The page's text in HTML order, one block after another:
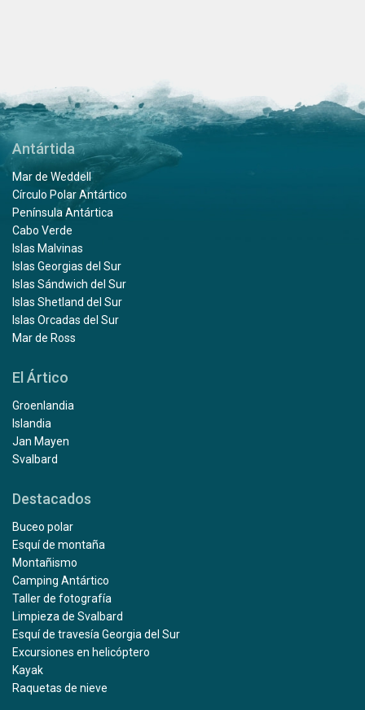
Antártida
Mar de Weddell
Círculo Polar Antártico
Península Antártica
Cabo Verde
Islas Malvinas
Islas Georgias del Sur
Islas Sándwich del Sur
Islas Shetland del Sur
Islas Orcadas del Sur
Mar de Ross
El Ártico
Groenlandia
Islandia
Jan Mayen
Svalbard
Destacados
Buceo polar
Esquí de montaña
Montañismo
Camping Antártico
Taller de fotografía
Limpieza de Svalbard
Esquí de travesía Georgia del Sur
Excursiones en helicóptero
Kayak
Raquetas de nieve